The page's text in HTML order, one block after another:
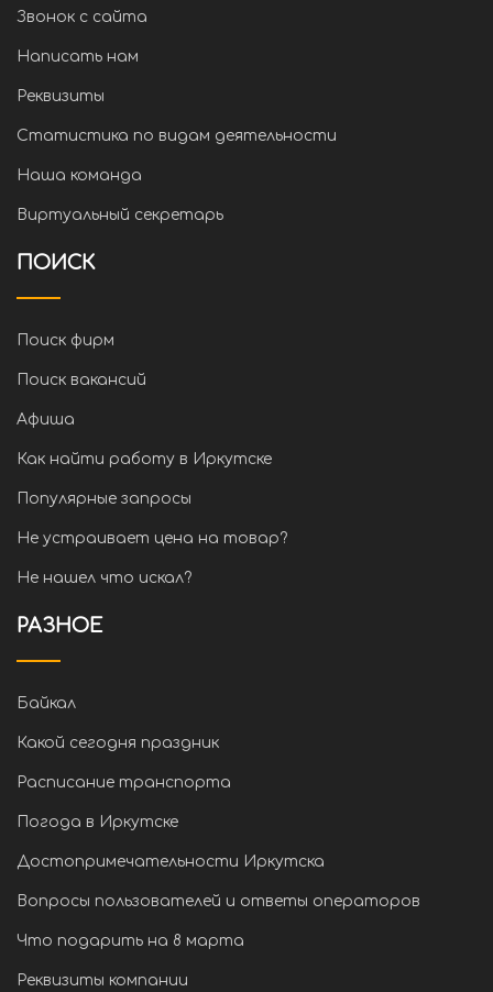
Звонок с сайта
Написать нам
Реквизиты
Статистика по видам деятельности
Наша команда
Виртуальный секретарь
ПОИСК
Поиск фирм
Поиск вакансий
Афиша
Как найти работу в Иркутске
Популярные запросы
Не устраивает цена на товар?
Не нашел что искал?
РАЗНОЕ
Байкал
Какой сегодня праздник
Расписание транспорта
Погода в Иркутске
Достопримечательности Иркутска
Вопросы пользователей и ответы операторов
Что подарить на 8 марта
Реквизиты компании